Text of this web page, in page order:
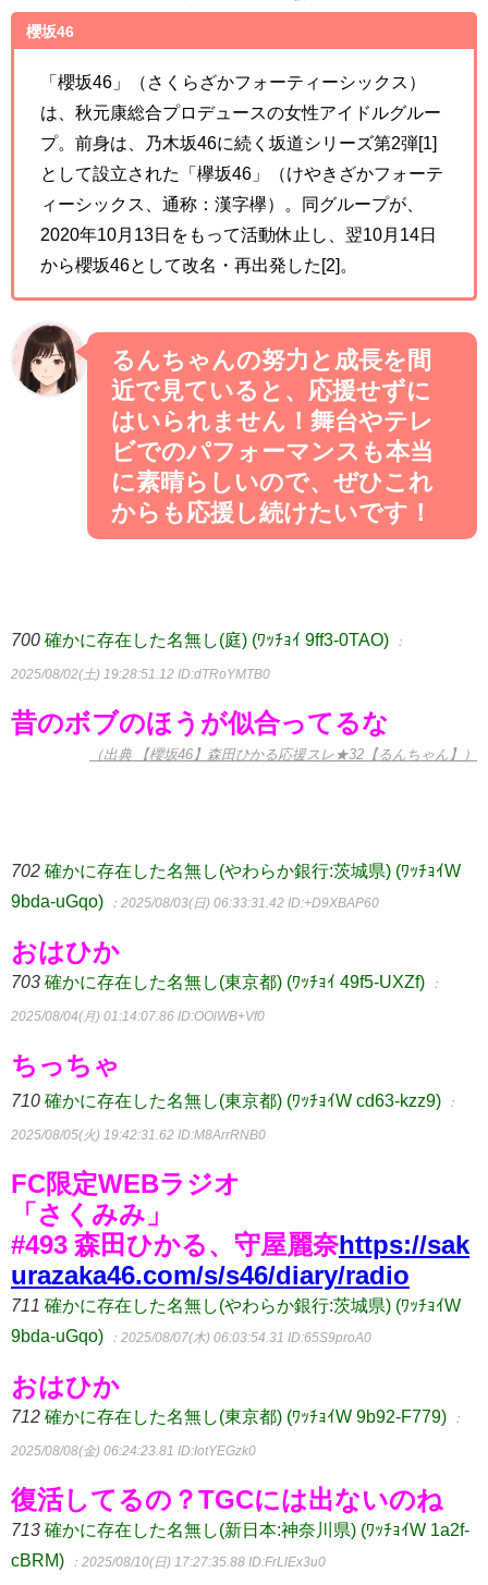
櫻坂46
「櫻坂46」（さくらざかフォーティーシックス）
は、秋元康総合プロデュースの女性アイドルグルー
プ。前身は、乃木坂46に続く坂道シリーズ第2弾[1]
として設立された「欅坂46」（けやきざかフォーテ
ィーシックス、通称：漢字欅）。同グループが、
2020年10月13日をもって活動休止し、翌10月14日
から櫻坂46として改名・再出発した[2]。
るんちゃんの努力と成長を間
近で見ていると、応援せずに
はいられません！舞台やテレ
ビでのパフォーマンスも本当
に素晴らしいので、ぜひこれ
からも応援し続けたいです！
700 確かに存在した名無し(庭) (ﾜｯﾁｮｲ 9ff3-0TAO) ：
2025/08/02(土) 19:28:51.12 ID:dTRoYMTB0
昔のボブのほうが似合ってるな
（出典 【櫻坂46】森田ひかる応援スレ★32【るんちゃん】）
702 確かに存在した名無し(やわらか銀行:茨城県) (ﾜｯﾁｮｲW
9bda-uGqo)
：2025/08/03(日) 06:33:31.42 ID:+D9XBAP60
おはひか
703 確かに存在した名無し(東京都) (ﾜｯﾁｮｲ 49f5-UXZf) ：
2025/08/04(月) 01:14:07.86 ID:OOlWB+Vf0
ちっちゃ
710 確かに存在した名無し(東京都) (ﾜｯﾁｮｲW cd63-kzz9) ：
2025/08/05(火) 19:42:31.62 ID:M8ArrRNB0
FC限定WEBラジオ
「さくみみ」
#493 森田ひかる、守屋麗奈https://sak
urazaka46.com/s/s46/diary/radio
711 確かに存在した名無し(やわらか銀行:茨城県) (ﾜｯﾁｮｲW
9bda-uGqo)
：2025/08/07(木) 06:03:54.31 ID:65S9proA0
おはひか
712 確かに存在した名無し(東京都) (ﾜｯﾁｮｲW 9b92-F779) ：
2025/08/08(金) 06:24:23.81 ID:IotYEGzk0
復活してるの？TGCには出ないのね
713 確かに存在した名無し(新日本:神奈川県) (ﾜｯﾁｮｲW 1a2f-
cBRM)
：2025/08/10(日) 17:27:35.88 ID:FrLlEx3u0